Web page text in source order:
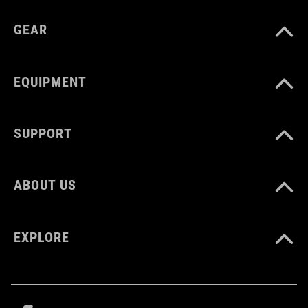
zool: vezelversterkt nylon, rubber
GEAR
EQUIPMENT
SUPPORT
ABOUT US
EXPLORE